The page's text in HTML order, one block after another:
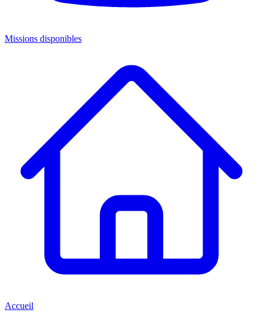
Missions disponibles
Accueil